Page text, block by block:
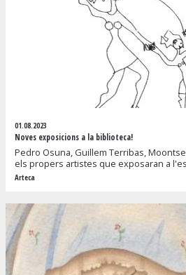
01.08.2023
Noves exposicions a la biblioteca!
Pedro Osuna, Guillem Terribas,
els propers artistes que exposaran a
Arteca